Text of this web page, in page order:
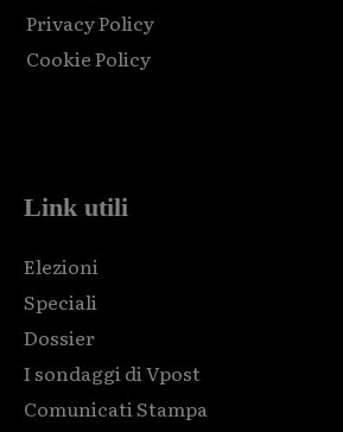
Privacy Policy
Cookie Policy
Link utili
Elezioni
Speciali
Dossier
I sondaggi di Vpost
Comunicati Stampa